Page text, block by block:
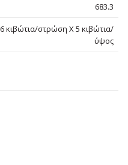
683.3
6 κιβώτια/στρώση Χ 5 κιβώτια/
ύψος